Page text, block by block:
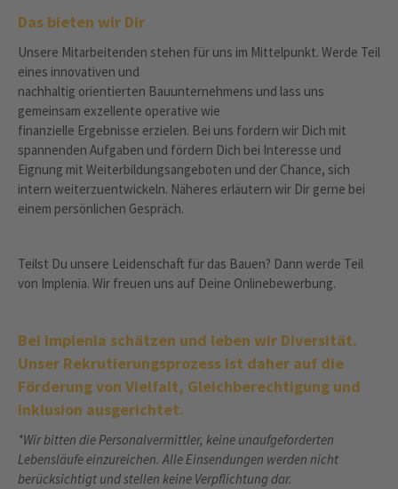
Das bieten wir Dir
Unsere Mitarbeitenden stehen für uns im Mittelpunkt. Werde Teil
eines innovativen und
nachhaltig orientierten Bauunternehmens und lass uns
gemeinsam exzellente operative wie
finanzielle Ergebnisse erzielen. Bei uns fordern wir Dich mit
spannenden Aufgaben und fördern Dich bei Interesse und
Eignung mit Weiterbildungsangeboten und der Chance, sich
intern weiterzuentwickeln. Näheres erläutern wir Dir gerne bei
einem persönlichen Gespräch.
Teilst Du unsere Leidenschaft für das Bauen? Dann werde Teil
von Implenia. Wir freuen uns auf Deine Onlinebewerbung.
Bei Implenia schätzen und leben wir Diversität.
Unser Rekrutierungsprozess ist daher auf die
Förderung von Vielfalt, Gleichberechtigung und
Inklusion ausgerichtet.
*Wir bitten die Personalvermittler, keine unaufgeforderten
Lebensläufe einzureichen. Alle Einsendungen werden nicht
berücksichtigt und stellen keine Verpflichtung dar.